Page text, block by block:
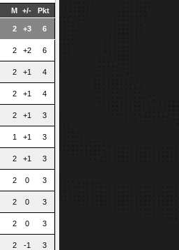
M +/- Pkt
2 +3 6
2 +2 6
2 +1 4
2 +1 4
2 +1 3
1 +1 3
2 +1 3
2 0 3
2 0 3
2 0 3
2 -1 3